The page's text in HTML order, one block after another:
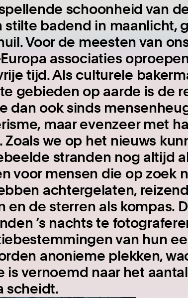
schoonheid van
stilte badend in maanlicht,
Voor de meesten van
associaties
tijd. Als culturele
gebieden op aarde is de
dan ook sinds
maar evenzeer met
we op het nieuws
stranden nog altijd
voor mensen die op zoek
achtergelaten,
en de sterren als kompas.
‘s nachts te
van hun
anonieme plekken,
is vernoemd naar het
scheidt.